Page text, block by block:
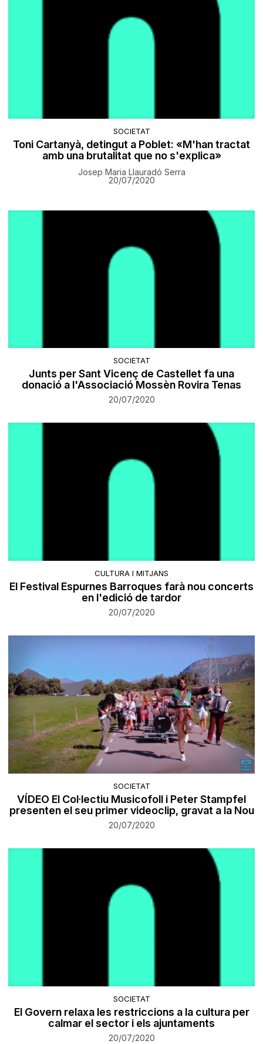
SOCIETAT
Toni Cartanyà, detingut a Poblet: «M'han tractat
amb una brutalitat que no s'explica»
Josep Maria Llauradó Serra
20/07/2020
SOCIETAT
Junts per Sant Vicenç de Castellet fa una
donació a l'Associació Mossèn Rovira Tenas
20/07/2020
CULTURA I MITJANS
El Festival Espurnes Barroques farà nou concerts
en l'edició de tardor
20/07/2020
SOCIETAT
VÍDEO El Col·lectiu Musicofoll i Peter Stampfel
presenten el seu primer videoclip, gravat a la Nou
20/07/2020
SOCIETAT
El Govern relaxa les restriccions a la cultura per
calmar el sector i els ajuntaments
20/07/2020